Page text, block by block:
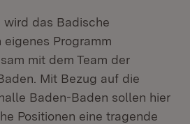
wird das Badische
eigenes Programm
mit dem Team der
Mit Bezug auf die
Baden-Baden sollen hier
Positionen eine tragende